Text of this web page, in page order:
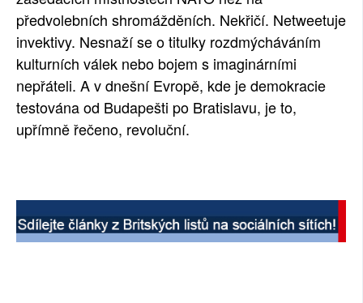
předvolebních shromážděních. Nekřičí. Netweetuje
invektivy. Nesnaží se o titulky rozdmýcháváním
kulturních válek nebo bojem s imaginárními
nepřáteli. A v dnešní Evropě, kde je demokracie
testována od Budapešti po Bratislavu, je to,
upřímně řečeno, revoluční.